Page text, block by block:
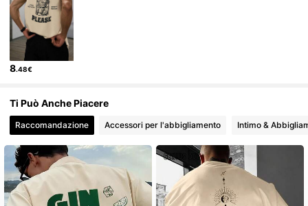
4.84
28K Follower
4.84 28K Follower
8.48€
Ti Può Anche Piacere
Raccomandazione Accessori per l'abbigliamento Intimo &